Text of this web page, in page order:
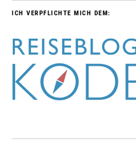
ICH VERPFLICHTE MICH DEM: